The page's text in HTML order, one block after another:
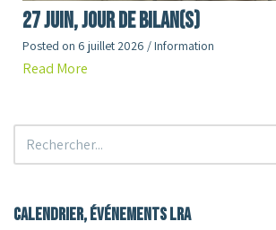
27 juin, jour de Bilan(s)
Posted on 6 juillet 2026 /Information
Read More
Calendrier, événements LRA